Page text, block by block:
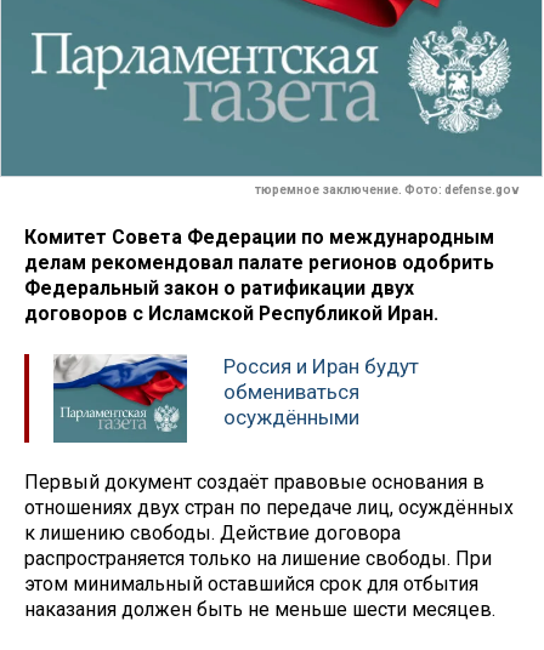
тюремное заключение. Фото: defense.gov
Комитет Совета Федерации по международным
делам рекомендовал палате регионов одобрить
Федеральный закон о ратификации двух
договоров с Исламской Республикой Иран.
Россия и Иран будут
обмениваться
осуждёнными
Первый документ создаёт правовые основания в
отношениях двух стран по передаче лиц, осуждённых
к лишению свободы. Действие договора
распространяется только на лишение свободы. При
этом минимальный оставшийся срок для отбытия
наказания должен быть не меньше шести месяцев.